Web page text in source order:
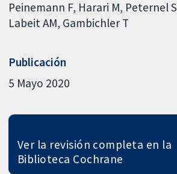
Peinemann F Harari M Peternel S
Labeit AM Gambichler T
Publicación
5 Mayo 2020
Ver la revisión completa en la
Biblioteca Cochrane